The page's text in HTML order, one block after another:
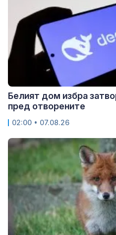
Белият дом избра
пред отворените
02:00 • 07.08.26